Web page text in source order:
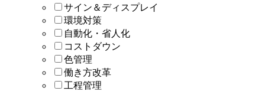
サイン＆ディスプレイ
環境対策
自動化・省人化
コストダウン
色管理
働き方改革
工程管理